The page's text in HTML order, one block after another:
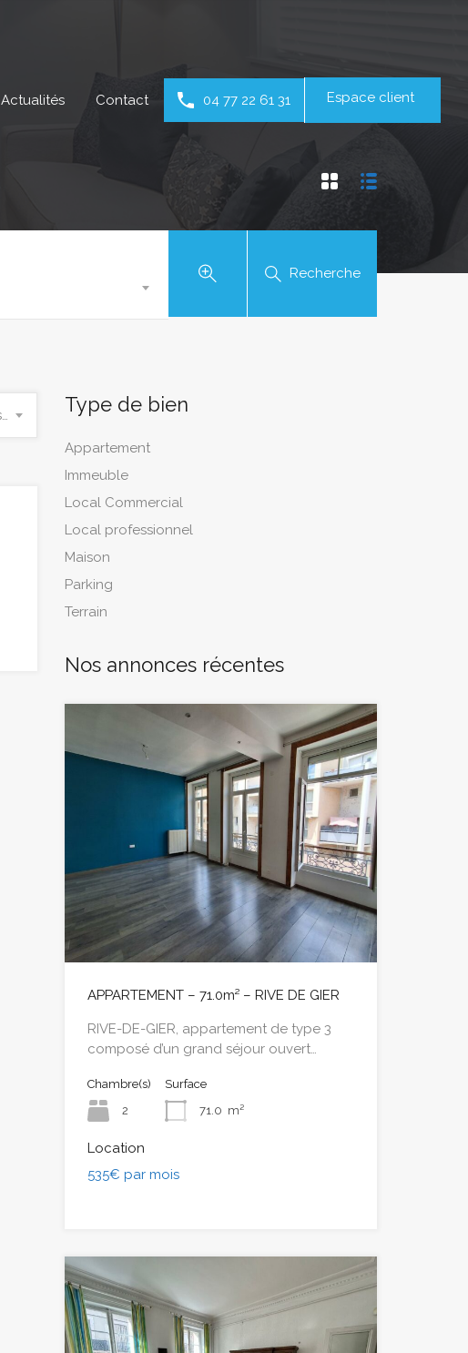
Actualités Contact 04 77 22 61 31 Espace client
Recherche
Du plus récent au plus ancien Type de bien
Appartement
Immeuble
Local Commercial
Local professionnel
Maison
Parking
Terrain
Nos annonces récentes
APPARTEMENT – 71.0m² – RIVE DE GIER
RIVE-DE-GIER, appartement de type 3
composé d’un grand séjour ouvert…
Chambre(s)
2
Surface
71.0 m²
Location
535€ par mois